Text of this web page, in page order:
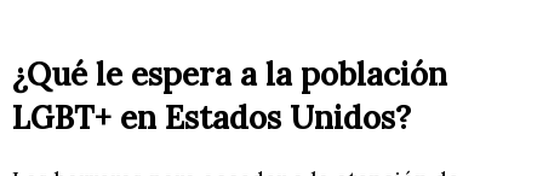
¿Qué le espera a la población
LGBT+ en Estados Unidos?